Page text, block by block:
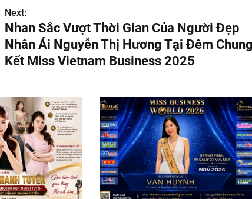
Next:
Nhan Sắc Vượt Thời Gian Của Người Đẹp
Nhân Ái Nguyễn Thị Hương Tại Đêm
Kết Miss Vietnam Business 2025